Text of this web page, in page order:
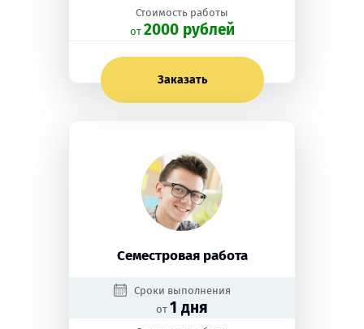
Стоимость работы
oт 2000 рублей
Заказать
Семестровая работа
Сроки выполнения
от 1 дня